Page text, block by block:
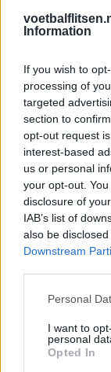
Information
If you wish to
processing of
targeted
section to
opt-out request
interest-based
us or personal
your opt-out.
disclosure of
IAB’s list of
also be
Downstream
Personal
I want to
personal
Opted In
en Hadj
er nog
Shaqueel
keuze
Brengt